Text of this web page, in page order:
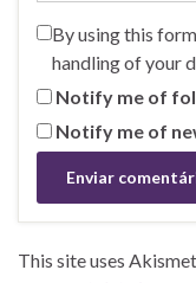
By using this
handling of your
Notify me of
Notify me of
This site uses